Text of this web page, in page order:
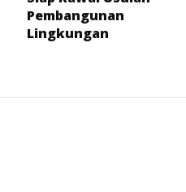
Pembangunan
Lingkungan